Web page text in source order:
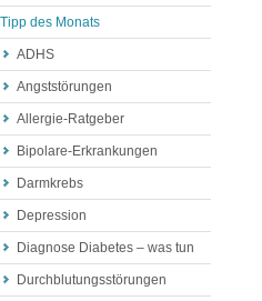
Tipp des Monats
ADHS
Angststörungen
Allergie-Ratgeber
Bipolare-Erkrankungen
Darmkrebs
Depression
Diagnose Diabetes – was tun
Durchblutungsstörungen